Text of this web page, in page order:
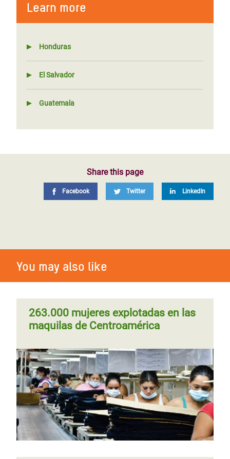
Learn more
Honduras
El Salvador
Guatemala
Share this page
Facebook Twitter LinkedIn
You may also like
263.000 mujeres explotadas en las
maquilas de Centroamérica